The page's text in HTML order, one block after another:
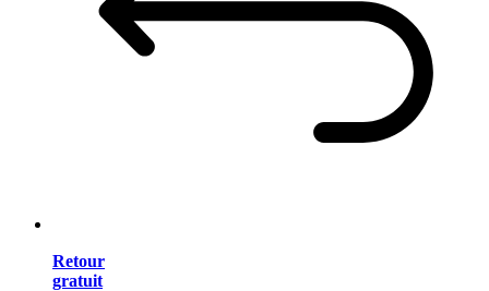
Retour
gratuit